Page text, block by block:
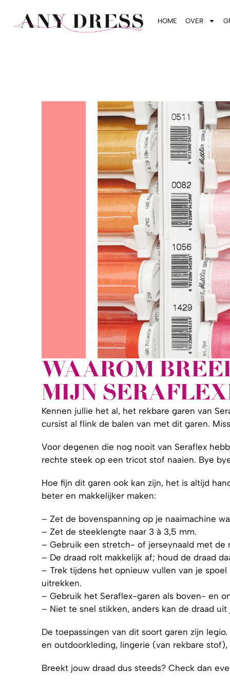
HOME OVER
WAAROM
MIJN
Kennen jullie het al, het rekbare garen van
cursist al flink de balen van met dit garen.
Voor degenen die nog nooit van Seraflex
rechte steek op een tricot stof naaien. Bye
Hoe fijn dit garen ook kan zijn, het is altijd
beter en makkelijker maken:
– Zet de bovenspanning op je naaimachine
– Zet de steeklengte naar 3 à 3,5 mm.
– Gebruik een stretch- of jerseynaald met de
– De draad rolt makkelijk af; houd de draad
– Trek tijdens het opnieuw vullen van je
uitrekken.
– Gebruik het Seraflex-garen als boven- en
– Niet te snel stikken, anders kan de draad
De toepassingen van dit soort garen zijn
en outdoorkleding, lingerie (van rekbare
Breekt jouw draad dus steeds? Check dan